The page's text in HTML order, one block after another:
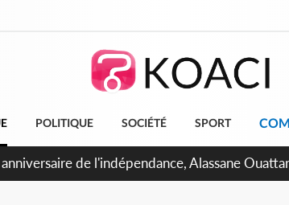
POLITIQUE SOCIÉTÉ SPORT
de l'indépendance, Alassane